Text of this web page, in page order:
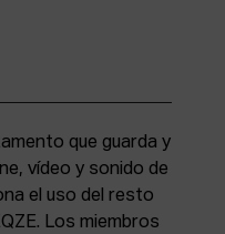
que guarda y
vídeo y sonido de
el uso del resto
Los miembros